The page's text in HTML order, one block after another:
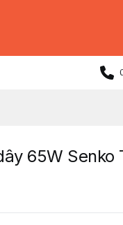
65W Senko